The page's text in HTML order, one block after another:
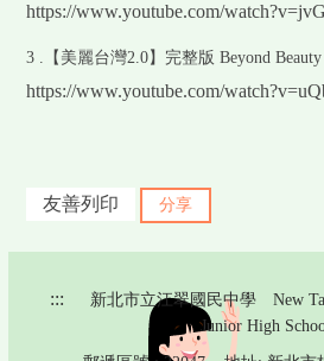
https://www.youtube.com/
3 .【美麗台灣2.0】完整版 Beyond Beauty
https://www.youtube.com/
友善列印 分享
::: 新北市立江翠國民中學 New
Junior High